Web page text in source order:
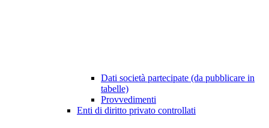
Dati società partecipate (da pubblicare in
tabelle)
Provvedimenti
Enti di diritto privato controllati